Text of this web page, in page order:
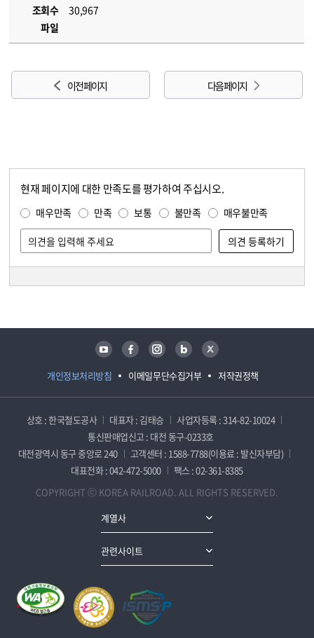
조회수
30,967
파일
이전 페이지 다음 페이지
현재 페이지에 대한 만족도를 평가하여 주십시오.
매우만족 만족 보통 불만족 매우불만족
개인정보처리방침 이메일무단수집거부 저작권정책
유튜브 페이스북 인스타그램 블로그 트위터
상호 : 한국철도공사 대표자 : 김태승
사업자등록 : 314-82-10024
통신판매업신고 : 대전 동구-0233호
대전광역시 동구 중앙로 240
고객센터 : 1588-7788(이용료 : 발신자부담)
대표전화 : 042-472-5000
팩스 : 02-361-8385
COPYRIGHT ⓒ KOREA RAILROAD. ALL RIGHTS RESERVED.
계열사
관련사이트